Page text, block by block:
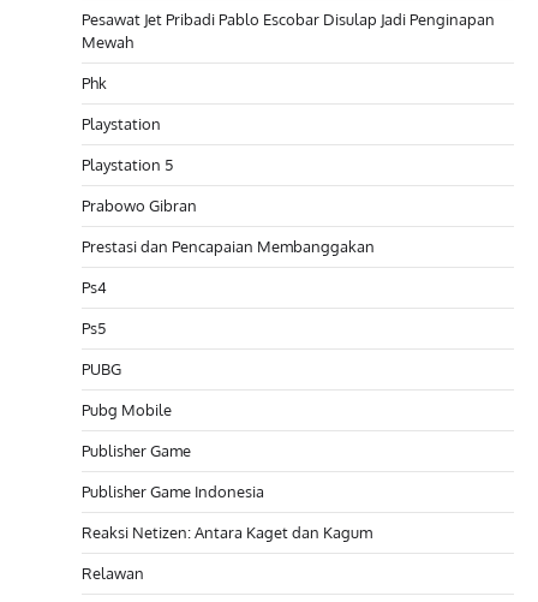
Pesawat Jet Pribadi Pablo Escobar Disulap Jadi Penginapan
Mewah
Phk
Playstation
Playstation 5
Prabowo Gibran
Prestasi dan Pencapaian Membanggakan
Ps4
Ps5
PUBG
Pubg Mobile
Publisher Game
Publisher Game Indonesia
Reaksi Netizen: Antara Kaget dan Kagum
Relawan